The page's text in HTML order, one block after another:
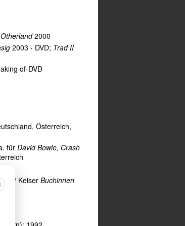
Otherland2000
2003 - DVD; Trad II
of-DVD
Österreich,
für David Bowie, Crash
/ Keiser Buchinnen